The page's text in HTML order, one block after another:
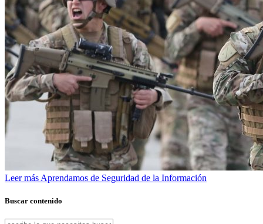
Leer más Aprendamos de Seguridad de la Información
Buscar contenido